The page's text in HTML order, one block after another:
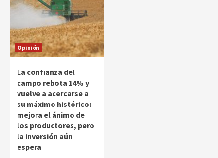
Opinión
La confianza del
campo rebota 14% y
vuelve a acercarse a
su máximo histórico:
mejora el ánimo de
los productores, pero
la inversión aún
espera